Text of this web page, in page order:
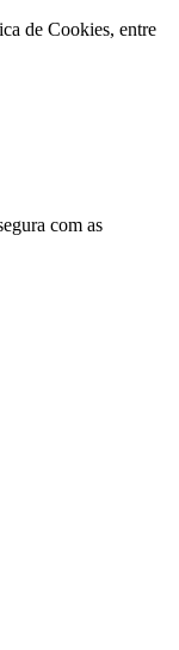
de Cookies, entre
com as